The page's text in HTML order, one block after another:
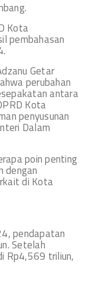
Kota
pembahasan
Getar
perubahan
antara
Kota
penyusunan
Dalam
poin penting
dengan
di Kota
pendapatan
Setelah
Rp4,569 triliun,